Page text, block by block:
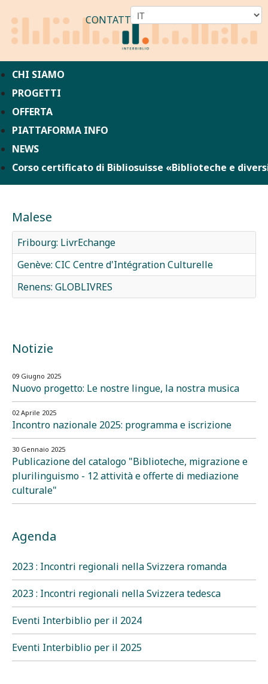
CONTATTO
CHI SIAMO
PROGETTI
OFFERTA
PIATTAFORMA INFO
NEWS
Corso certificato di Bibliosuisse «Biblioteche e
Malese
Fribourg: LivrEchange
Genève: CIC Centre d'Intégration Culturelle
Renens: GLOBLIVRES
Notizie
09 Giugno 2025
Nuovo progetto: Le nostre lingue, la nostra musica
02 Aprile 2025
Incontro nazionale 2025: programma e iscrizione
30 Gennaio 2025
Publicazione del catalogo "Biblioteche, migrazione e
plurilinguismo - 12 attività e offerte di mediazione
culturale"
Agenda
2023 : Incontri regionali nella Svizzera romanda
2023 : Incontri regionali nella Svizzera tedesca
Eventi Interbiblio per il 2024
Eventi Interbiblio per il 2025